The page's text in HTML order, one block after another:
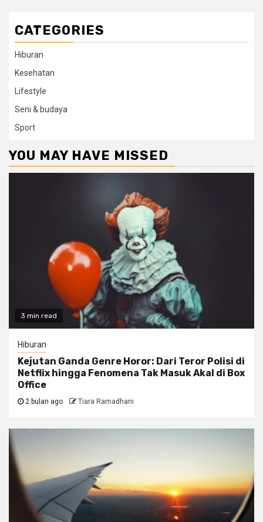
CATEGORIES
Hiburan
Kesehatan
Lifestyle
Seni & budaya
Sport
YOU MAY HAVE MISSED
3 min read
Hiburan
Kejutan Ganda Genre Horor: Dari Teror Polisi di
Netflix hingga Fenomena Tak Masuk Akal di Box
Office
2 bulan ago Tiara Ramadhani